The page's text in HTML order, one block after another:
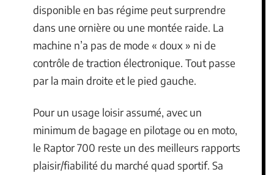
disponible en bas régime peut surprendre
dans une ornière ou une montée raide. La
machine n’a pas de mode « doux » ni de
contrôle de traction électronique. Tout passe
par la main droite et le pied gauche.
Pour un usage loisir assumé, avec un
minimum de bagage en pilotage ou en moto,
le Raptor 700 reste un des meilleurs rapports
plaisir/fiabilité du marché quad sportif. Sa